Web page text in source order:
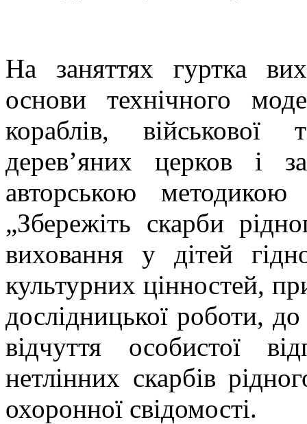
На заняттях гуртка
основи технічного
кораблів, військової
дерев’яних церков і
авторською
„Збережіть скарби
виховання у дітей
культурних цінностей,
дослідницької роботи,
відчуття особистої
нетлінних скарбів
охоронної свідомості.